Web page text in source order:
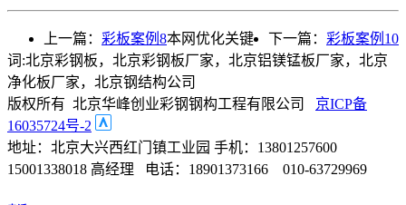
上一篇： 彩板案例8 下一篇： 彩板案例10
本网优化关键
词:北京彩钢板，北京彩钢板厂家，北京铝镁锰板厂家，北京
净化板厂家，北京钢结构公司
版权所有 北京华峰创业彩钢钢构工程有限公司 京ICP备
16035724号-2
地址：北京大兴西红门镇工业园 手机：13801257600
15001338018 高经理 电话：18901373166 010-63729969